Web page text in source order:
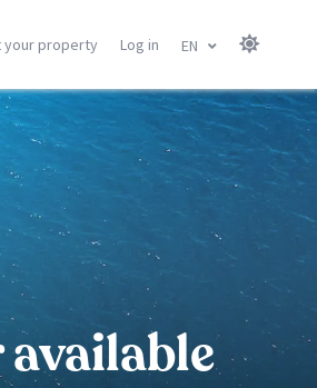
Balearic Islands
Menorca
Mallorca
Ibiza
All locations
your property Log in EN